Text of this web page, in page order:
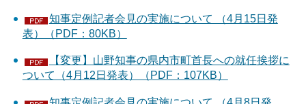
知事定例記者会見の実施について （4月15日発
表）（PDF：80KB）
【変更】山野知事の県内市町首長への就任挨拶に
ついて（4月12日発表）（PDF：107KB）